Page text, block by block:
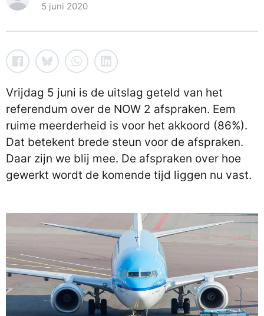
5 juni 2020
Vrijdag 5 juni is de uitslag geteld van het
referendum over de NOW 2 afspraken. Eem
ruime meerderheid is voor het akkoord (86%).
Dat betekent brede steun voor de afspraken.
Daar zijn we blij mee. De afspraken over hoe
gewerkt wordt de komende tijd liggen nu vast.